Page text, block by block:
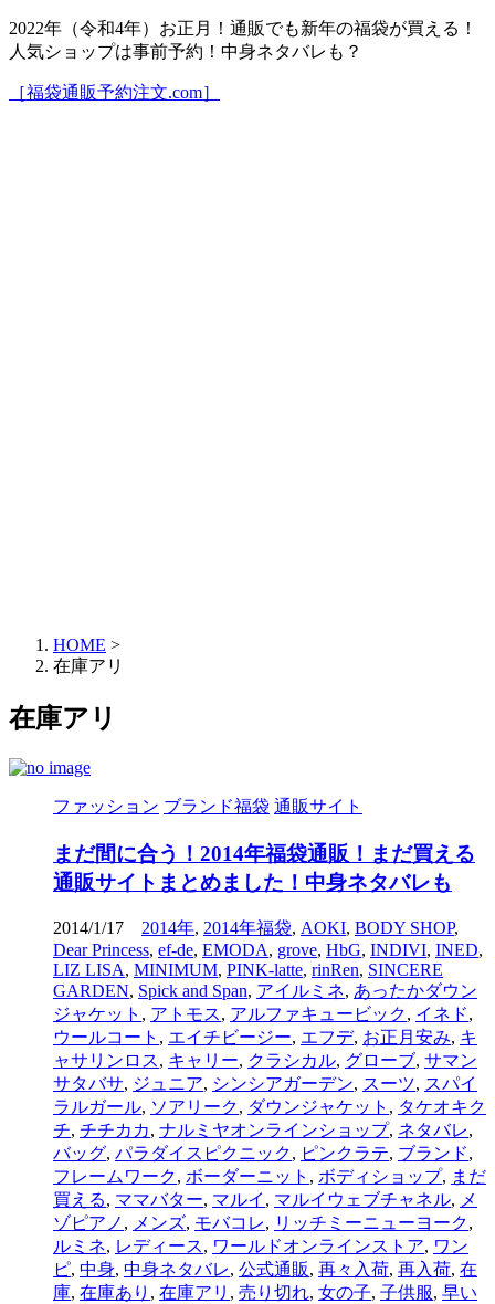
2022年（令和4年）お正月！通販でも新年の福袋が買える！
人気ショップは事前予約！中身ネタバレも？
［福袋通販予約注文.com］
HOME >
在庫アリ
在庫アリ
ファッション ブランド福袋 通販サイト
まだ間に合う！2014年福袋通販！まだ買える
通販サイトまとめました！中身ネタバレも
2014/1/17 2014年, 2014年福袋, AOKI, BODY SHOP,
Dear Princess, ef-de, EMODA, grove, HbG, INDIVI, INED,
LIZ LISA, MINIMUM, PINK-latte, rinRen, SINCERE
GARDEN, Spick and Span, アイルミネ, あったかダウン
ジャケット , アトモス, アルファキュービック, イネド,
ウールコート , エイチビージー, エフデ, お正月安み, キ
ャサリンロス, キャリー, クラシカル, グローブ, サマン
サタバサ, ジュニア, シンシアガーデン, スーツ, スパイ
ラルガール, ソアリーク, ダウンジャケット , タケオキク
チ, チチカカ, ナルミヤオンラインショップ, ネタバレ,
バッグ, パラダイスピクニック, ピンクラテ, ブランド,
フレームワーク, ボーダーニット , ボディショップ, まだ
買える, ママバター, マルイ , マルイウェブチャネル, メ
ゾピアノ , メンズ, モバコレ, リッチミーニューヨーク,
ルミネ, レディース, ワールドオンラインストア, ワン
ピ, 中身, 中身ネタバレ, 公式通販, 再々入荷, 再入荷, 在
庫, 在庫あり , 在庫アリ , 売り切れ, 女の子, 子供服, 早い